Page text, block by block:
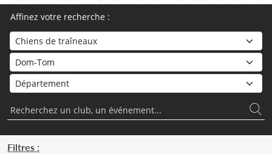
Affinez votre recherche :
Filtres :